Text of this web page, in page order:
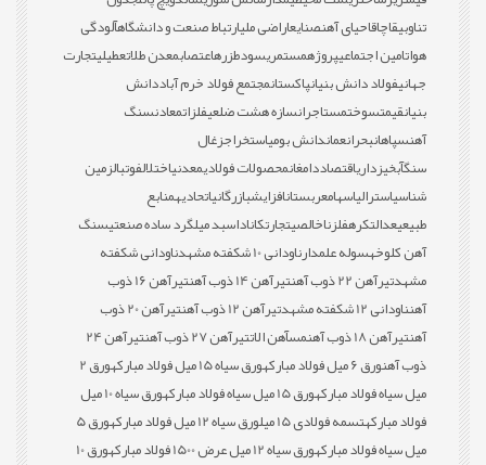
تناوبیقاچاقاحیای آهنصنایعاراضی ملیارتباط صنعت و دانشگاهآلودگی
هواتامین اجتماعیپروژهمستمریسودطزرهاعتصابمعدن طلاتعطیلیتجارت
جهانیفولاد دانش بنیانپاکستانمجتمع فولاد خرم آباددانش
بنیانقیمتسوختمستاجرانسازه هشت ضلعیفلزاتمعادنسنگ
آهنسپاهانبحرانعماندانش بومیاستخراجزغال
سنگآبخیزداریاقتصاددامغانمحصولات فولادیمعدنیاختلالفوتبالزمین
شناسیاسترالیاسهامعربستانافزایشبازرگانیاتحادیهمنابع
طبیعیعدالتکرهفلزناخالصیتجارتکاناداسبد میلگرد ساده صنعتیسنگ
آهن کلوخهسوله علمدارناودانی 10 شکفته مشهد
ناودانی شکفته
مشهدتیرآهن 22 ذوب آهن تیرآهن 14 ذوب آهن
تیرآهن 16 ذوب
آهنناودانی 12 شکفته مشهد تیرآهن 12 ذوب آهن
تیرآهن 20 ذوب
آهنتیرآهن 18 ذوب آهن مسآهن الاتتیرآهن 27 ذوب آهن
تیرآهن 24
ذوب آهنورق 6 میل فولاد مبارکه ورق سیاه 15 میل فولاد مبارکه
ورق 2
میل سیاه فولاد مبارکهورق 15 میل سیاه فولاد مبارکه
ورق سیاه 10 میل
فولاد مبارکهتسمه فولادی 15 میل ورق سیاه 12 میل فولاد مبارکه
ورق 5
میل سیاه فولاد مبارکهورق سیاه 12 میل عرض 1500 فولاد مبارکه
ورق 10